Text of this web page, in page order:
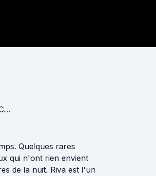
Quelques rares
qui n'ont rien envient
de la nuit. Riva est l'un